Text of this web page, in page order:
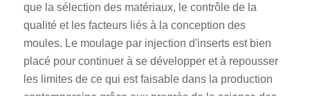
que la sélection des matériaux, le contrôle de la
qualité et les facteurs liés à la conception des
moules. Le moulage par injection d'inserts est bien
placé pour continuer à se développer et à repousser
les limites de ce qui est faisable dans la production